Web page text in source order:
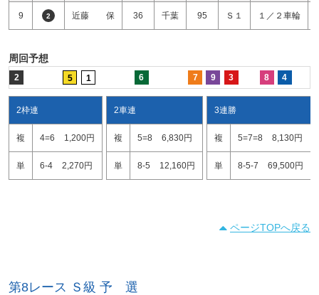
9 2 近藤 保 36 千葉 95 Ｓ１ １／２車輪
周回予想
2 5 1 6 7 9 3 8 4
2枠連
複 4=6 1,200円
単 6-4 2,270円
2車連
複 5=8 6,830円
単 8-5 12,160円
3連勝
複 5=7=8 8,130円
単 8-5-7 69,500円
ページTOPへ戻る
第8レース Ｓ級 予 選